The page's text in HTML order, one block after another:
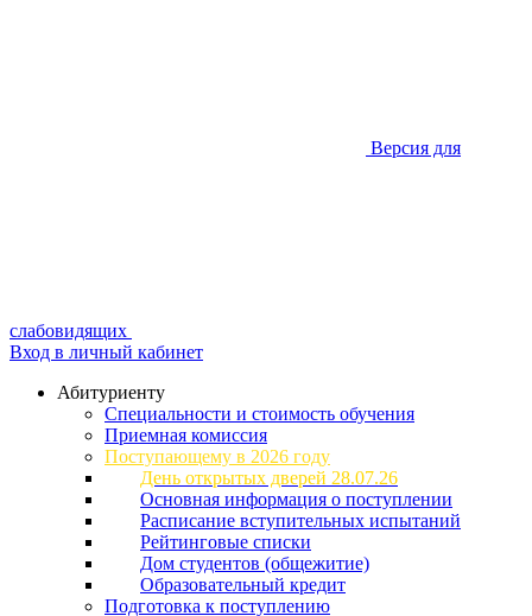
Версия для
слабовидящих
Вход в личный кабинет
Абитуриенту
Специальности и стоимость обучения
Приемная комиссия
Поступающему в 2026 году
День открытых дверей 28.07.26
Основная информация о поступлении
Расписание вступительных испытаний
Рейтинговые списки
Дом студентов (общежитие)
Образовательный кредит
Подготовка к поступлению